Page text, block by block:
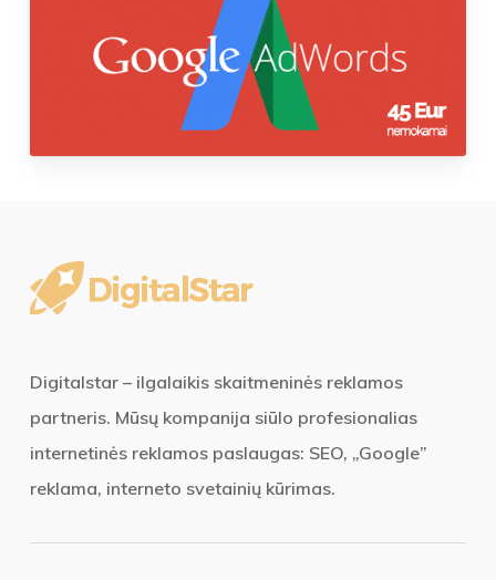
Digitalstar – ilgalaikis skaitmeninės reklamos
partneris. Mūsų kompanija siūlo profesionalias
internetinės reklamos paslaugas: SEO, „Google”
reklama, interneto svetainių kūrimas.